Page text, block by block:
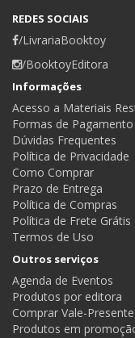
REDES SOCIAIS
/LivrariaBooktoy
/BooktoyEditora
Informações
Acesso a Materiais
Formas de Pagamento
Dúvidas Frequentes
Política de Privacidade
Como Comprar
Prazo de Entrega
Política de Compras
Política de Frete Grátis
Termos de Uso
Outros serviços
Agenda de Eventos
Produtos por editora
Comprar Vale-Presente
Produtos em